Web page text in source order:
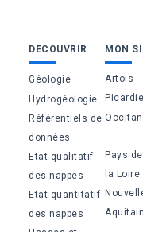
Bas
de
page
DECOUVRIR
Géologie
Hydrogéologie
Référentiels de
données
Etat qualitatif
des nappes
Etat quantitatif
des nappes
MON
Artois-
Picardie
Pays de
la Loire